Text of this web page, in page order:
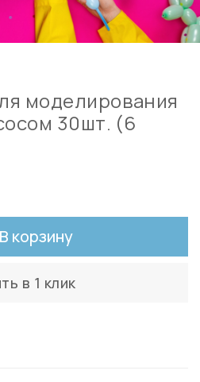
моделирования
30шт. (6
В корзину
в 1 клик